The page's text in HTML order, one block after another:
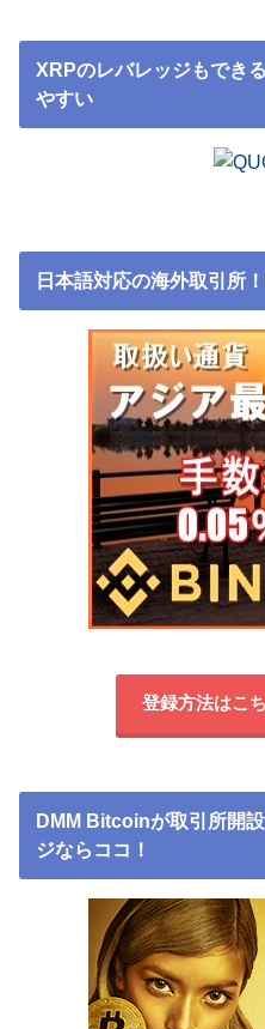
XRPのレバレッジもでき
やすい
日本語対応の海外取引所
登録方法はこ
DMM Bitcoinが取引所開
ジならココ！